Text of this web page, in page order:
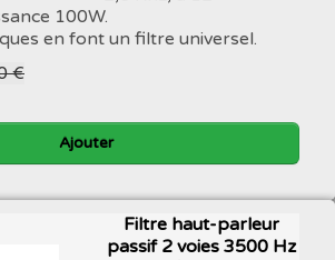
100W.
en font un filtre universel.
€
Ajouter
Filtre haut-parleur
passif 2 voies 3500 Hz